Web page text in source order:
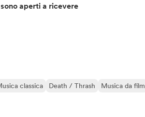
aperti a ricevere
classica Death / Thrash Musica da film